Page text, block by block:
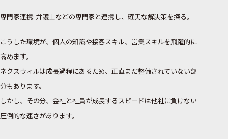
専門家連携: 弁護士などの専門家と連携し、確実な解決策を探る。
こうした環境が、個人の知識や接客スキル、営業スキルを飛躍的に
高めます。
ネクスウィルは成長過程にあるため、正直まだ整備されていない部
分もあります。
しかし、その分、会社と社員が成長するスピードは他社に負けない
圧倒的な速さがあります。